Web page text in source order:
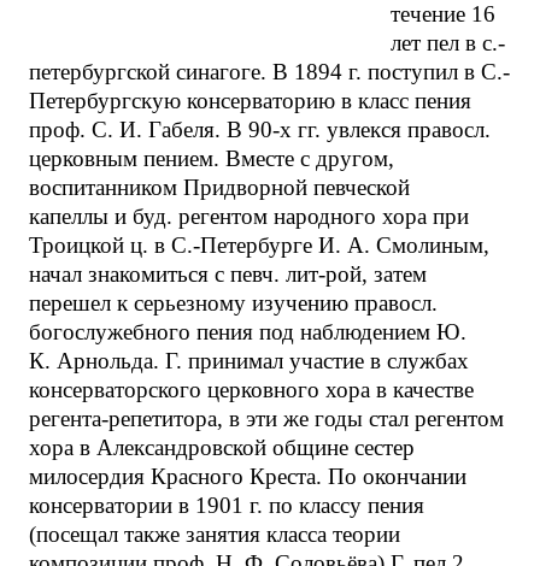
течение 16
лет пел в с.-
петербургской синагоге. В 1894 г. поступил в С.-
Петербургскую консерваторию в класс пения
проф. С. И. Габеля. В 90-х гг. увлекся правосл.
церковным пением. Вместе с другом,
воспитанником Придворной певческой
капеллы и буд. регентом народного хора при
Троицкой ц. в С.-Петербурге И. А. Смолиным,
начал знакомиться с певч. лит-рой, затем
перешел к серьезному изучению правосл.
богослужебного пения под наблюдением Ю.
К. Арнольда. Г. принимал участие в службах
консерваторского церковного хора в качестве
регента-репетитора, в эти же годы стал регентом
хора в Александровской общине сестер
милосердия Красного Креста. По окончании
консерватории в 1901 г. по классу пения
(посещал также занятия класса теории